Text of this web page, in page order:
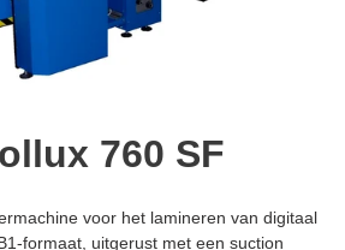
760 SF
voor het lamineren van digitaal
formaat, uitgerust met een suction